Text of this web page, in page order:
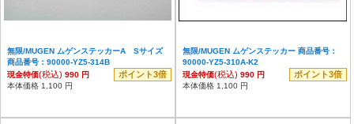
無限/MUGEN ムゲンステッカーA Sサイズ
商品番号：90000-YZ5-314B
現金特価(税込) 990 円 ポイント3倍
本体価格 1,100 円
無限/MUGEN ムゲンステッカー 商品番号：
90000-YZ5-310A-K2
現金特価(税込) 990 円 ポイント3倍
本体価格 1,100 円